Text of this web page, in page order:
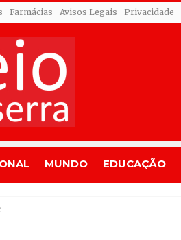
Farmácias Avisos Legais Privacidade
MUNDO EDUCAÇÃO